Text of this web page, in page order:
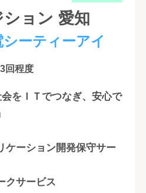
ョン 愛知
ーティーアイ
回程度
をＩＴでつなぎ、安心で
ケーション開発保守サー
クサービス